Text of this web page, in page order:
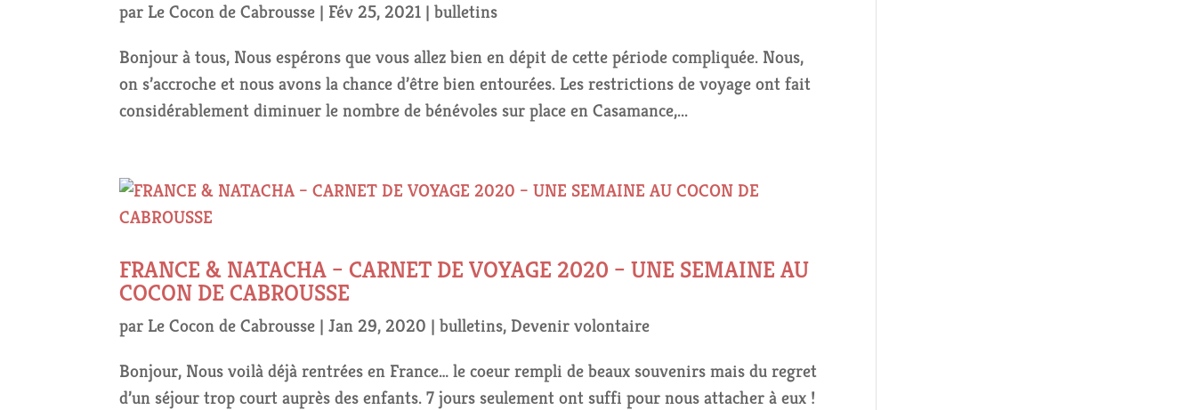
par Le Cocon de Cabrousse | Fév 25, 2021 |bulletins
Bonjour à tous, Nous espérons que vous allez bien en dépit de cette période compliquée. Nous,
on s’accroche et nous avons la chance d’être bien entourées. Les restrictions de voyage ont fait
considérablement diminuer le nombre de bénévoles sur place en Casamance,...
FRANCE & NATACHA – CARNET DE VOYAGE 2020 – UNE SEMAINE AU
COCON DE CABROUSSE
par Le Cocon de Cabrousse |Jan 29, 2020 |bulletins, Devenir volontaire
Bonjour, Nous voilà déjà rentrées en France… le coeur rempli de beaux souvenirs mais du regret
d’un séjour trop court auprès des enfants. 7 jours seulement ont suffi pour nous attacher à eux !